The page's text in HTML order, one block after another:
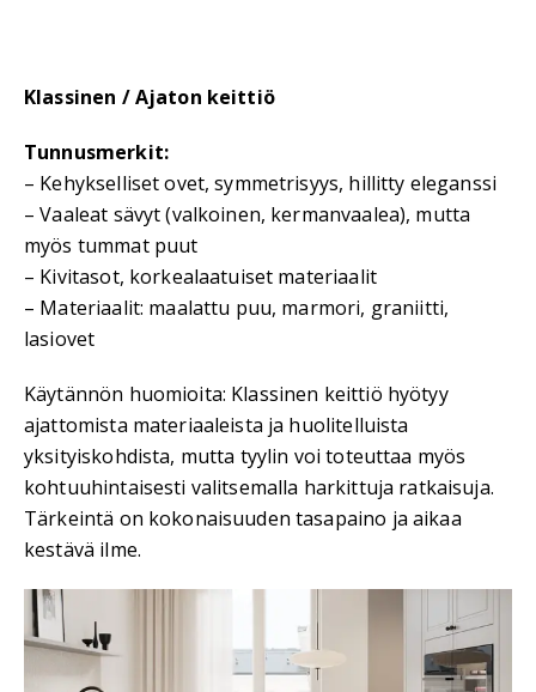
Klassinen / Ajaton keittiö
Tunnusmerkit:
– Kehykselliset ovet, symmetrisyys, hillitty eleganssi
– Vaaleat sävyt (valkoinen, kermanvaalea), mutta
myös tummat puut
– Kivitasot, korkealaatuiset materiaalit
– Materiaalit: maalattu puu, marmori, graniitti,
lasiovet
Käytännön huomioita: Klassinen keittiö hyötyy
ajattomista materiaaleista ja huolitelluista
yksityiskohdista, mutta tyylin voi toteuttaa myös
kohtuuhintaisesti valitsemalla harkittuja ratkaisuja.
Tärkeintä on kokonaisuuden tasapaino ja aikaa
kestävä ilme.